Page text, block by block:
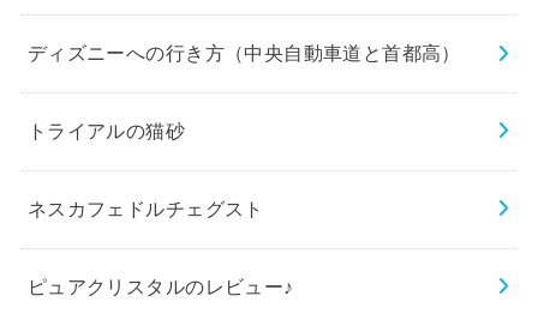
ディズニーへの行き方（中央自動車道と首都高）
トライアルの猫砂
ネスカフェドルチェグスト
ピュアクリスタルのレビュー♪